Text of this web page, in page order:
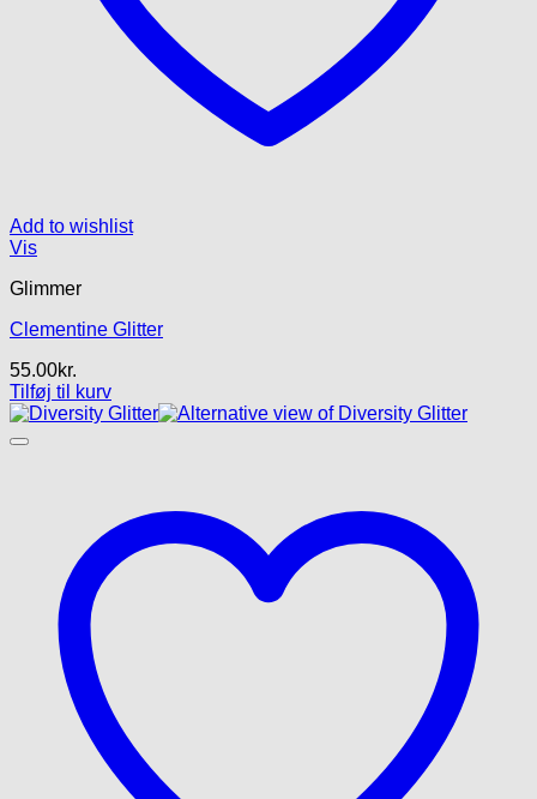
Add to wishlist
Vis
Glimmer
Clementine Glitter
55.00kr.
Tilføj til kurv